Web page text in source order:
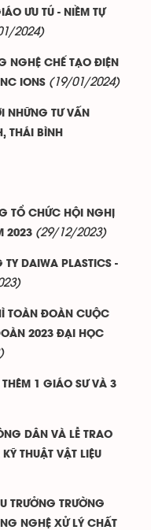
ƯU TÚ - NIỀM TỰ
2024)
NGHỆ CHẾ TẠO ĐIỆN
IONS (19/01/2024)
NHỮNG TƯ VẤN
THÁI BÌNH
TỔ CHỨC HỘI NGHỊ
2023 (29/12/2023)
TY DAIWA PLASTICS -
TOÀN ĐOÀN CUỘC
2023 ĐẠI HỌC
1 GIÁO SƯ VÀ 3
DÂN VÀ LỄ TRAO
THUẬT VẬT LIỆU
TRƯỞNG TRƯỜNG
NGHỆ XỬ LÝ CHẤT